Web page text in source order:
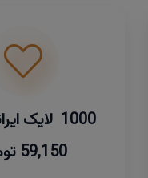
1000 لایک ایرانی برنزی
59,150 تومان